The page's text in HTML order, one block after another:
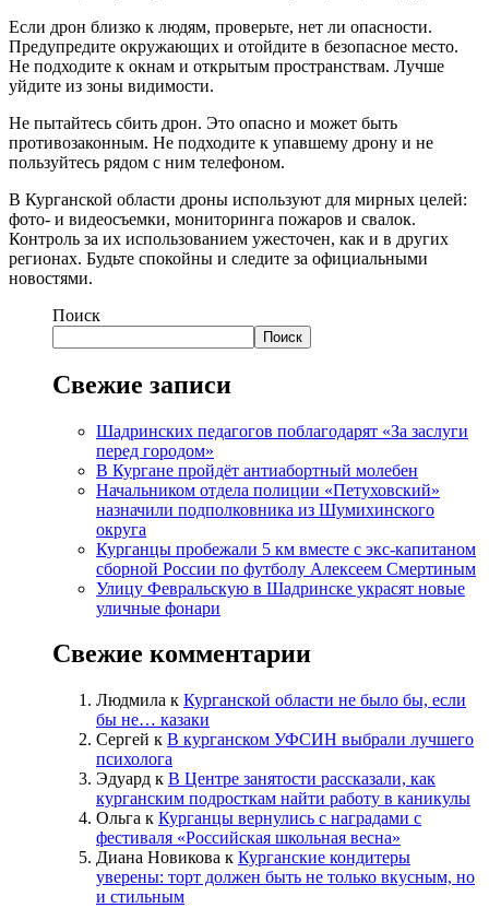
Если дрон близко к людям, проверьте, нет ли опасности.
Предупредите окружающих и отойдите в безопасное место.
Не подходите к окнам и открытым пространствам. Лучше
уйдите из зоны видимости.
Не пытайтесь сбить дрон. Это опасно и может быть
противозаконным. Не подходите к упавшему дрону и не
пользуйтесь рядом с ним телефоном.
В Курганской области дроны используют для мирных целей:
фото- и видеосъемки, мониторинга пожаров и свалок.
Контроль за их использованием ужесточен, как и в других
регионах. Будьте спокойны и следите за официальными
новостями.
Поиск
Поиск
Свежие записи
Шадринских педагогов поблагодарят «За заслуги
перед городом»
В Кургане пройдёт антиабортный молебен
Начальником отдела полиции «Петуховский»
назначили подполковника из Шумихинского
округа
Курганцы пробежали 5 км вместе с экс-капитаном
сборной России по футболу Алексеем Смертиным
Улицу Февральскую в Шадринске украсят новые
уличные фонари
Свежие комментарии
Людмила к Курганской области не было бы, если
бы не… казаки
Сергей к В курганском УФСИН выбрали лучшего
психолога
Эдуард к В Центре занятости рассказали, как
курганским подросткам найти работу в каникулы
Ольга к Курганцы вернулись с наградами с
фестиваля «Российская школьная весна»
Диана Новикова к Курганские кондитеры
уверены: торт должен быть не только вкусным, но
и стильным